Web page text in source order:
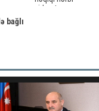
bağlı